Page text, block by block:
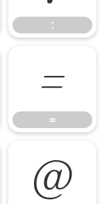
:
=
=
@